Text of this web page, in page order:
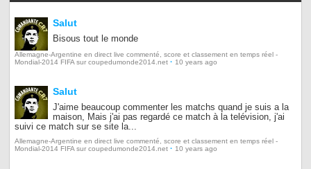
Salut
Bisous tout le monde
Allemagne-Argentine en direct live commenté, score et classement en temps réel -
Mondial-2014 FIFA sur coupedumonde2014.net · 10 years ago
Salut
J'aime beaucoup commenter les matchs quand je suis a la
maison, Mais j'ai pas regardé ce match à la telévision, j'ai
suivi ce match sur se site la...
Allemagne-Argentine en direct live commenté, score et classement en temps réel -
Mondial-2014 FIFA sur coupedumonde2014.net · 10 years ago